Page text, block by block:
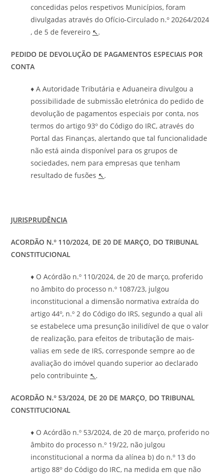
concedidas pelos respetivos Municípios, foram
divulgadas através do Ofício-Circulado n.º 20264/2024​
, de 5 de fevereiro ↖.
PEDIDO DE DEVOLUÇÃO DE PAGAMENTOS ESPECIAIS POR
CONTA
♦ A Autoridade Tributária e Aduaneira divulgou a
possibilidade de submissão eletrónica do pedido de
devolução de pagamentos especiais por conta, nos
termos do artigo 93º do Código do IRC, através do
Portal das Finanças, alertando que tal funcionalidade
não está ainda disponível para os grupos de
sociedades, nem para empresas que tenham
resultado de fusões ↖.
JURISPRUDÊNCIA
ACORDÃO N.º 110/2024, DE 20 DE MARÇO, DO TRIBUNAL
CONSTITUCIONAL
♦ O Acórdão n.º 110/2024, de 20 de março, proferido
no âmbito do processo n.º 1087/23, julgou
inconstitucional a dimensão normativa extraída do
artigo 44º, n.º 2 do Código do IRS, segundo a qual ali
se estabelece uma presunção inilidível de que o valor
de realização, para efeitos de tributação de mais-
valias em sede de IRS, corresponde sempre ao de
avaliação do imóvel quando superior ao declarado
pelo contribuinte ↖.
ACORDÃO N.º 53/2024, DE 20 DE MARÇO, DO TRIBUNAL
CONSTITUCIONAL
♦ O Acórdão n.º 53/2024, de 20 de março, proferido no
âmbito do processo n.º 19/22, não julgou
inconstitucional a norma da alínea b) do n.º 13 do
artigo 88º do Código do IRC, na medida em que não